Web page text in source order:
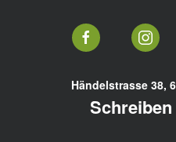
Händelstrasse 38,